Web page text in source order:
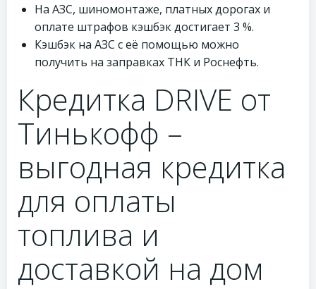
На АЗС, шиномонтаже, платных дорогах и
оплате штрафов кэшбэк достигает 3 %.
Кэшбэк на АЗС с её помощью можно
получить на заправках ТНК и Роснефть.
Кредитка DRIVE от
Тинькофф –
выгодная кредитка
для оплаты
топлива и
доставкой на дом